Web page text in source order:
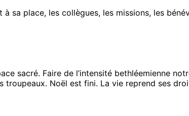
sa place, les collègues, les missions, les
sacré. Faire de l’intensité bethléemienne
troupeaux. Noël est fini. La vie reprend ses